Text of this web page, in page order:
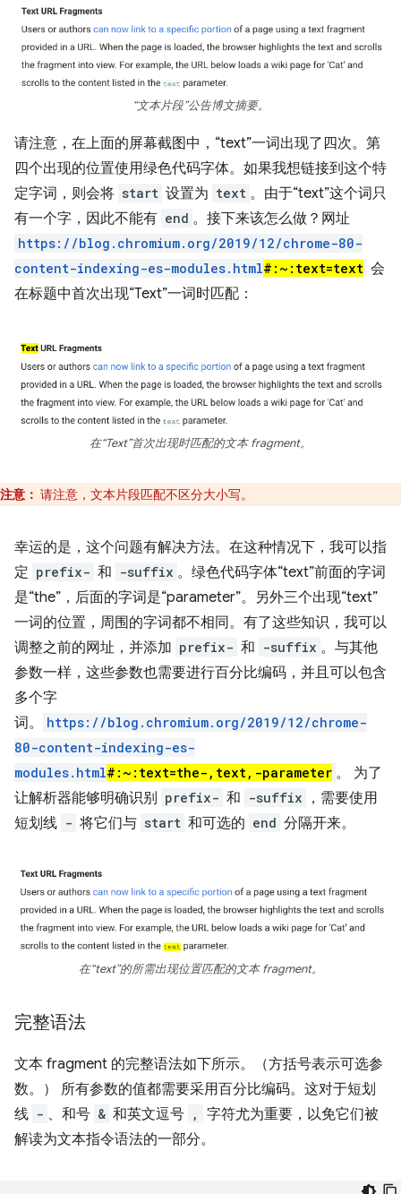
“文本片段”公告博文摘要。
请注意，在上面的屏幕截图中，“text”一词出现了四次。第
四个出现的位置使用绿色代码字体。如果我想链接到这个特
定字词，则会将 start 设置为 text 。由于“text”这个词只
有一个字，因此不能有 end 。接下来该怎么做？网址
https://blog.chromium.org/2019/12/chrome-80-
content-indexing-es-modules.html#:~:text=text 会
在标题中首次出现“Text”一词时匹配：
在“Text”首次出现时匹配的文本 fragment。
注意： 请注意，文本片段匹配不区分大小写。
幸运的是，这个问题有解决方法。在这种情况下，我可以指
定 prefix​- 和 -suffix 。绿色代码字体“text”前面的字词
是“the”，后面的字词是“parameter”。另外三个出现“text”
一词的位置，周围的字词都不相同。有了这些知识，我可以
调整之前的网址，并添加 prefix- 和 -suffix 。与其他
参数一样，这些参数也需要进行百分比编码，并且可以包含
多个字
词。
https://blog.chromium.org/2019/12/chrome-
80-content-indexing-es-
modules.html#:~:text=the-,text,-parameter 。 为了
让解析器能够明确识别 prefix- 和 -suffix
，需要使用
短划线 - 将它们与 start 和可选的 end 分隔开来。
在“text”的所需出现位置匹配的文本 fragment。
完整语法
文本 fragment 的完整语法如下所示。（方括号表示可选参
数。） 所有参数的值都需要采用百分比编码。这对于短划
线 - 、和号 & 和英文逗号 ,
字符尤为重要，以免它们被
解读为文本指令语法的一部分。